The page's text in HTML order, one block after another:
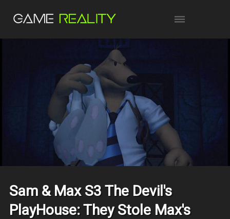
Sam & Max S3 The Devil's
PlayHouse: They Stole Max's